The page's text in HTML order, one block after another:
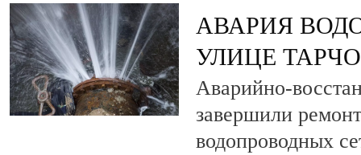
АВАРИЯ
УЛИЦЕ
Аварийно-
завершили
водопроводных